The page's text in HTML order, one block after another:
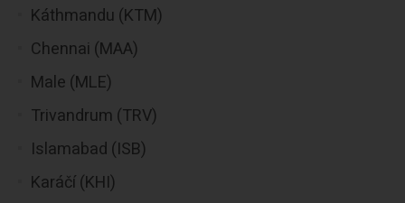
Káthmandu (KTM)
Chennai (MAA)
Male (MLE)
Trivandrum (TRV)
Islamabad (ISB)
Karáčí (KHI)